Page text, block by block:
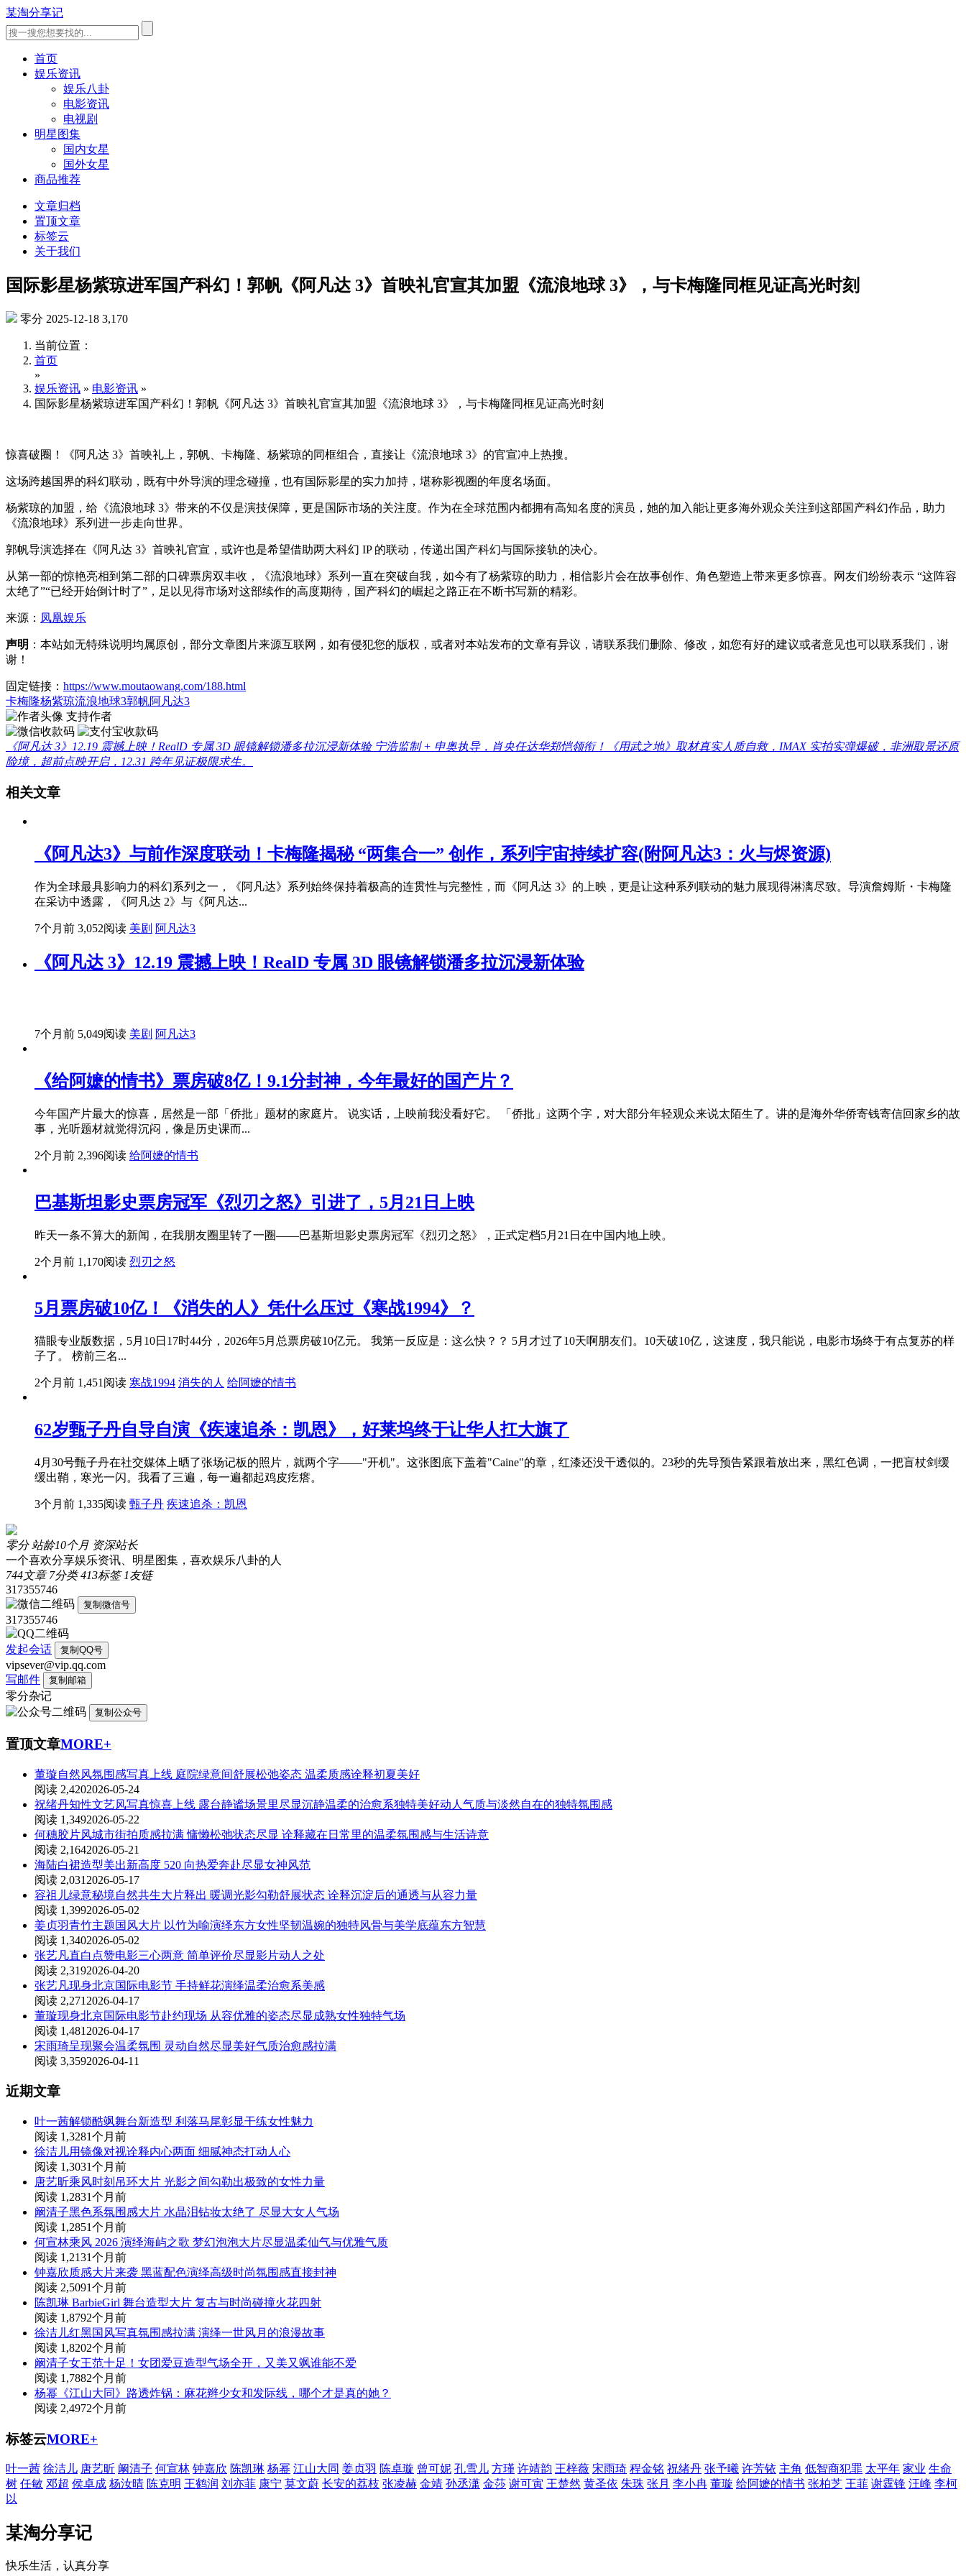
某淘分享记
首页
娱乐资讯
娱乐八卦
电影资讯
电视剧
明星图集
国内女星
国外女星
商品推荐
文章归档
置顶文章
标签云
关于我们
国际影星杨紫琼进军国产科幻！郭帆《阿凡达 3》首映礼官宣其加盟《流浪地球 3》，与卡梅隆同框见证高光时刻
零分 2025-12-18 3,170
当前位置：
首页
»
娱乐资讯 » 电影资讯 »
国际影星杨紫琼进军国产科幻！郭帆《阿凡达 3》首映礼官宣其加盟《流浪地球 3》，与卡梅隆同框见证高光时刻
惊喜破圈！《阿凡达 3》首映礼上，郭帆、卡梅隆、杨紫琼的同框组合，直接让《流浪地球 3》的官宣冲上热搜。
这场跨越国界的科幻联动，既有中外导演的理念碰撞，也有国际影星的实力加持，堪称影视圈的年度名场面。
杨紫琼的加盟，给《流浪地球 3》带来的不仅是演技保障，更是国际市场的关注度。作为在全球范围内都拥有高知名度的演员，她的加入能让更多海外观众关注到这部国产科幻作品，助力
《流浪地球》系列进一步走向世界。
郭帆导演选择在《阿凡达 3》首映礼官宣，或许也是希望借助两大科幻 IP 的联动，传递出国产科幻与国际接轨的决心。
从第一部的惊艳亮相到第二部的口碑票房双丰收，《流浪地球》系列一直在突破自我，如今有了杨紫琼的助力，相信影片会在故事创作、角色塑造上带来更多惊喜。网友们纷纷表示 “这阵容
太绝了”“已经开始倒计时了”，足以见得市场对这部续作的高度期待，国产科幻的崛起之路正在不断书写新的精彩。
来源： 凤凰娱乐
声明 ：本站如无特殊说明均属原创，部分文章图片来源互联网，如有侵犯您的版权，或者对本站发布的文章有异议，请联系我们删除、修改，如您有好的建议或者意见也可以联系我们，谢
谢！
固定链接： https://www.moutaowang.com/188.html
卡梅隆杨紫琼流浪地球3郭帆阿凡达3
支持作者
《阿凡达 3》12.19 震撼上映！RealD 专属 3D 眼镜解锁潘多拉沉浸新体验 宁浩监制 + 申奥执导，肖央任达华郑恺领衔！《用武之地》取材真实人质自救，IMAX 实拍实弹爆破，非洲取景还原
险境，超前点映开启，12.31 跨年见证极限求生。
相关文章
《阿凡达3》与前作深度联动！卡梅隆揭秘 “两集合一” 创作，系列宇宙持续扩容(附阿凡达3：火与烬资源)
作为全球最具影响力的科幻系列之一，《阿凡达》系列始终保持着极高的连贯性与完整性，而《阿凡达 3》的上映，更是让这种系列联动的魅力展现得淋漓尽致。导演詹姆斯・卡梅隆
在采访中透露，《阿凡达 2》与《阿凡达...
7个月前 3,052阅读 美剧 阿凡达3
《阿凡达 3》12.19 震撼上映！RealD 专属 3D 眼镜解锁潘多拉沉浸新体验
7个月前 5,049阅读 美剧 阿凡达3
《给阿嬷的情书》票房破8亿！9.1分封神，今年最好的国产片？
今年国产片最大的惊喜，居然是一部「侨批」题材的家庭片。 说实话，上映前我没看好它。 「侨批」这两个字，对大部分年轻观众来说太陌生了。讲的是海外华侨寄钱寄信回家乡的故
事，光听题材就觉得沉闷，像是历史课而...
2个月前 2,396阅读 给阿嬷的情书
巴基斯坦影史票房冠军《烈刃之怒》引进了，5月21日上映
昨天一条不算大的新闻，在我朋友圈里转了一圈——巴基斯坦影史票房冠军《烈刃之怒》，正式定档5月21日在中国内地上映。
2个月前 1,170阅读 烈刃之怒
5月票房破10亿！《消失的人》凭什么压过《寒战1994》？
猫眼专业版数据，5月10日17时44分，2026年5月总票房破10亿元。 我第一反应是：这么快？？ 5月才过了10天啊朋友们。10天破10亿，这速度，我只能说，电影市场终于有点复苏的样
子了。 榜前三名...
2个月前 1,451阅读 寒战1994 消失的人 给阿嬷的情书
62岁甄子丹自导自演《疾速追杀：凯恩》，好莱坞终于让华人扛大旗了
4月30号甄子丹在社交媒体上晒了张场记板的照片，就两个字——"开机"。这张图底下盖着"Caine"的章，红漆还没干透似的。23秒的先导预告紧跟着放出来，黑红色调，一把盲杖剑缓
缓出鞘，寒光一闪。我看了三遍，每一遍都起鸡皮疙瘩。
3个月前 1,335阅读 甄子丹 疾速追杀：凯恩
零分 站龄10个月 资深站长
一个喜欢分享娱乐资讯、明星图集，喜欢娱乐八卦的人
744文章 7分类 413标签 1友链
317355746
复制微信号
317355746
发起会话 复制QQ号
vipsever@vip.qq.com
写邮件
复制邮箱
零分杂记
复制公众号
置顶文章MORE+
董璇自然风氛围感写真上线 庭院绿意间舒展松弛姿态 温柔质感诠释初夏美好
阅读 2,4202026-05-24
祝绪丹知性文艺风写真惊喜上线 露台静谧场景里尽显沉静温柔的治愈系独特美好动人气质与淡然自在的独特氛围感
阅读 1,3492026-05-22
何穗胶片风城市街拍质感拉满 慵懒松弛状态尽显 诠释藏在日常里的温柔氛围感与生活诗意
阅读 2,1642026-05-21
海陆白裙造型美出新高度 520 向热爱奔赴尽显女神风范
阅读 2,031 2026-05-17
容祖儿绿意秘境自然共生大片释出 暖调光影勾勒舒展状态 诠释沉淀后的通透与从容力量
阅读 1,3992026-05-02
姜贞羽青竹主题国风大片 以竹为喻演绎东方女性坚韧温婉的独特风骨与美学底蕴东方智慧
阅读 1,3402026-05-02
张艺凡直白点赞电影三心两意 简单评价尽显影片动人之处
阅读 2,3192026-04-20
张艺凡现身北京国际电影节 手持鲜花演绎温柔治愈系美感
阅读 2,271 2026-04-17
董璇现身北京国际电影节赴约现场 从容优雅的姿态尽显成熟女性独特气场
阅读 1,481 2026-04-17
宋雨琦呈现聚会温柔氛围 灵动自然尽显美好气质治愈感拉满
阅读 3,3592026-04-11
近期文章
叶一茜解锁酷飒舞台新造型 利落马尾彰显干练女性魅力
阅读 1,3281个月前
徐洁儿用镜像对视诠释内心两面 细腻神态打动人心
阅读 1,3031个月前
唐艺昕乘风时刻吊环大片 光影之间勾勒出极致的女性力量
阅读 1,2831个月前
阚清子黑色系氛围感大片 水晶泪钻妆太绝了 尽显大女人气场
阅读 1,2851个月前
何宣林乘风 2026 演绎海屿之歌 梦幻泡泡大片尽显温柔仙气与优雅气质
阅读 1,2131个月前
钟嘉欣质感大片来袭 黑蓝配色演绎高级时尚氛围感直接封神
阅读 2,5091个月前
陈凯琳 BarbieGirl 舞台造型大片 复古与时尚碰撞火花四射
阅读 1,8792个月前
徐洁儿红黑国风写真氛围感拉满 演绎一世风月的浪漫故事
阅读 1,8202个月前
阚清子女王范十足！女团爱豆造型气场全开，又美又飒谁能不爱
阅读 1,7882个月前
杨幂《江山大同》路透炸锅：麻花辫少女和发际线，哪个才是真的她？
阅读 2,4972个月前
标签云MORE+
叶一茜 徐洁儿 唐艺昕 阚清子 何宣林 钟嘉欣 陈凯琳 杨幂 江山大同 姜贞羽 陈卓璇 曾可妮 孔雪儿 方瑾 许靖韵 王梓薇 宋雨琦 程金铭 祝绪丹 张予曦 许芳铱 主角 低智商犯罪 太平年 家业 生命
树 任敏 邓超 侯卓成 杨汝晴 陈克明 王鹤润 刘亦菲 康宁 莫文蔚 长安的荔枝 张凌赫 金靖 孙丞潇 金莎 谢可寅 王楚然 黄圣依 朱珠 张月 李小冉 董璇 给阿嬷的情书 张柏芝 王菲 谢霆锋 汪峰 李柯
以
某淘分享记
快乐生活，认真分享